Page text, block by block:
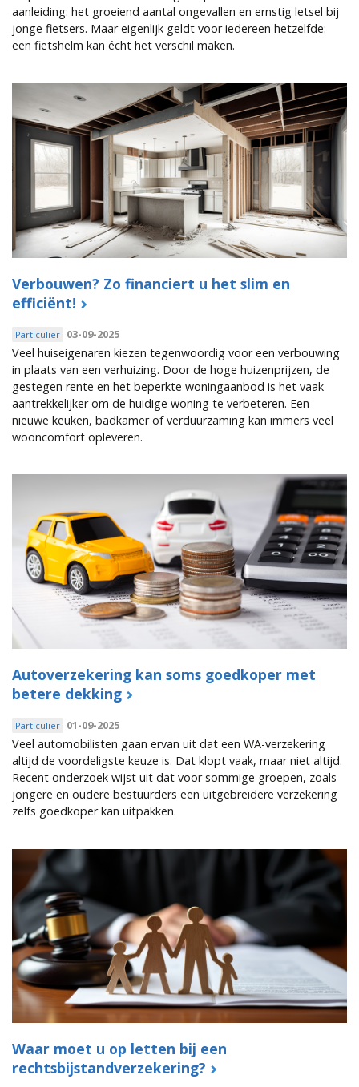
aanleiding: het groeiend aantal ongevallen en ernstig letsel bij
jonge fietsers. Maar eigenlijk geldt voor iedereen hetzelfde:
een fietshelm kan écht het verschil maken.
Verbouwen? Zo financiert u het slim en
efficiënt!
Particulier 03-09-2025
Veel huiseigenaren kiezen tegenwoordig voor een verbouwing
in plaats van een verhuizing. Door de hoge huizenprijzen, de
gestegen rente en het beperkte woningaanbod is het vaak
aantrekkelijker om de huidige woning te verbeteren. Een
nieuwe keuken, badkamer of verduurzaming kan immers veel
wooncomfort opleveren.
Autoverzekering kan soms goedkoper met
betere dekking
Particulier 01-09-2025
Veel automobilisten gaan ervan uit dat een WA-verzekering
altijd de voordeligste keuze is. Dat klopt vaak, maar niet altijd.
Recent onderzoek wijst uit dat voor sommige groepen, zoals
jongere en oudere bestuurders een uitgebreidere verzekering
zelfs goedkoper kan uitpakken.
Waar moet u op letten bij een
rechtsbijstandverzekering?